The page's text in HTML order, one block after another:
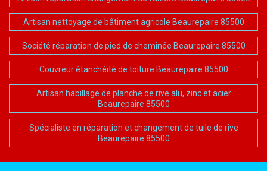
Artisan nettoyage de bâtiment agricole Beaurepaire 85500
Société réparation de pied de cheminée Beaurepaire 85500
Couvreur étanchéité de toiture Beaurepaire 85500
Artisan habillage de planche de rive alu, zinc et acier
Beaurepaire 85500
Spécialiste en réparation et changement de tuile de rive
Beaurepaire 85500